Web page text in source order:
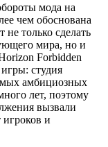
мода на
чем обоснована
только сделать
мира, но и
Forbidden
студия
амбициозных
лет, поэтому
вызвали
и